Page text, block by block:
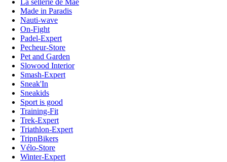
La sellerie de Maé
Made in Paradis
Nauti-wave
On-Fight
Padel-Expert
Pecheur-Store
Pet and Garden
Slowood Interior
Smash-Expert
Sneak'In
Sneakids
Sport is good
Training-Fit
Trek-Expert
Triathlon-Expert
TripnBikers
Vélo-Store
Winter-Expert